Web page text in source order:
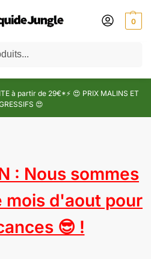
0
à partir de 29€*⚡ 😍 PRIX MALINS ET
😍
: Nous sommes
mois d'aout pour
😎 !